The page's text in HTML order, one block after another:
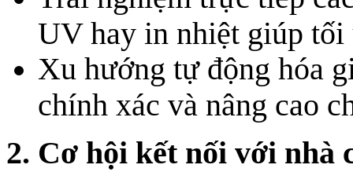
UV hay in nhiệt giúp tối
Xu hướng tự động hóa
chính xác và nâng cao
2. Cơ hội kết nối với nhà